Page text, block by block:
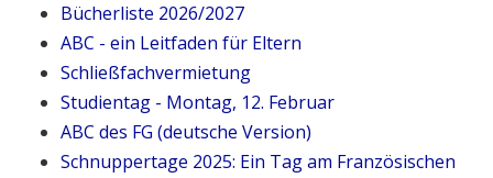
Bücherliste 2026/2027
ABC - ein Leitfaden für Eltern
Schließfachvermietung
Studientag - Montag, 12. Februar
ABC des FG (deutsche Version)
Schnuppertage 2025: Ein Tag am Französischen